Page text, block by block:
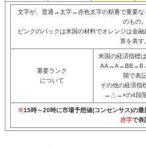
文字が、普通→太字→赤色太字の順番で重要な
のもの。
ピンクのバックは米国の材料でオレンジは金
算を表す
重要ランク
について
米国の経済指標
階で表
その他の経済
→△→×の4段
※15時～20時に市場予想値(コンセンサス)の
赤字で表